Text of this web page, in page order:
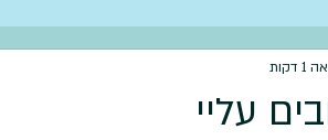
עליי